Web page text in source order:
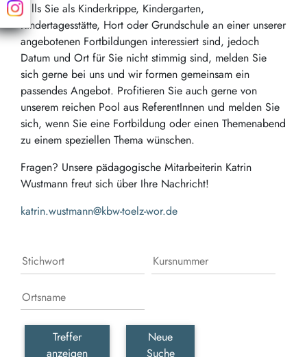
Falls Sie als Kinderkrippe, Kindergarten,
Kindertagesstätte, Hort oder Grundschule an einer unserer
angebotenen Fortbildungen interessiert sind, jedoch
Datum und Ort für Sie nicht stimmig sind, melden Sie
sich gerne bei uns und wir formen gemeinsam ein
passendes Angebot. Profitieren Sie auch gerne von
unserem reichen Pool aus ReferentInnen und melden Sie
sich, wenn Sie eine Fortbildung oder einen Themenabend
zu einem speziellen Thema wünschen.
Fragen? Unsere pädagogische Mitarbeiterin Katrin
Wustmann freut sich über Ihre Nachricht!
katrin.wustmann@kbw-toelz-wor.de
Treffer
anzeigen
Neue
Suche